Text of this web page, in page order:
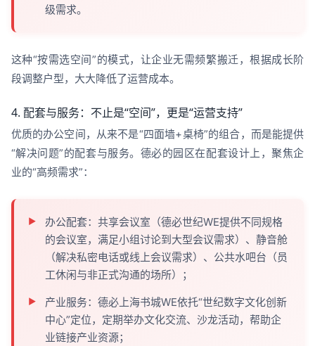
级需求。
这种“按需选空间”的模式，让企业无需频繁搬迁，根据成长阶
段调整户型，大大降低了运营成本。
4. 配套与服务：不止是“空间”，更是“运营支持”
优质的办公空间，从来不是“四面墙+桌椅”的组合，而是能提供
“解决问题”的配套与服务。德必的园区在配套设计上，聚焦企
业的“高频需求”：
办公配套：共享会议室（德必世纪WE提供不同规格
的会议室，满足小组讨论到大型会议需求）、静音舱
（解决私密电话或线上会议需求）、公共水吧台（员
工休闲与非正式沟通的场所）；
产业服务：德必上海书城WE依托“世纪数字文化创新
中心”定位，定期举办文化交流、沙龙活动，帮助企
业链接产业资源；